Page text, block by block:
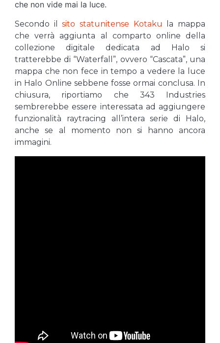
che non vide mai la luce.
Secondo ilsito statunitense Kotaku la mappa
che verrà aggiunta al comparto online della
collezione digitale dedicata ad Halo si
tratterebbe di “Waterfall”, ovvero “Cascata”, una
mappa che non fece in tempo a vedere la luce
in Halo Online sebbene fosse ormai conclusa. In
chiusura, riportiamo che 343 Industries
sembrerebbe essere interessata ad aggiungere
funzionalità raytracing all’intera serie di Halo,
anche se al momento non si hanno ancora
immagini.